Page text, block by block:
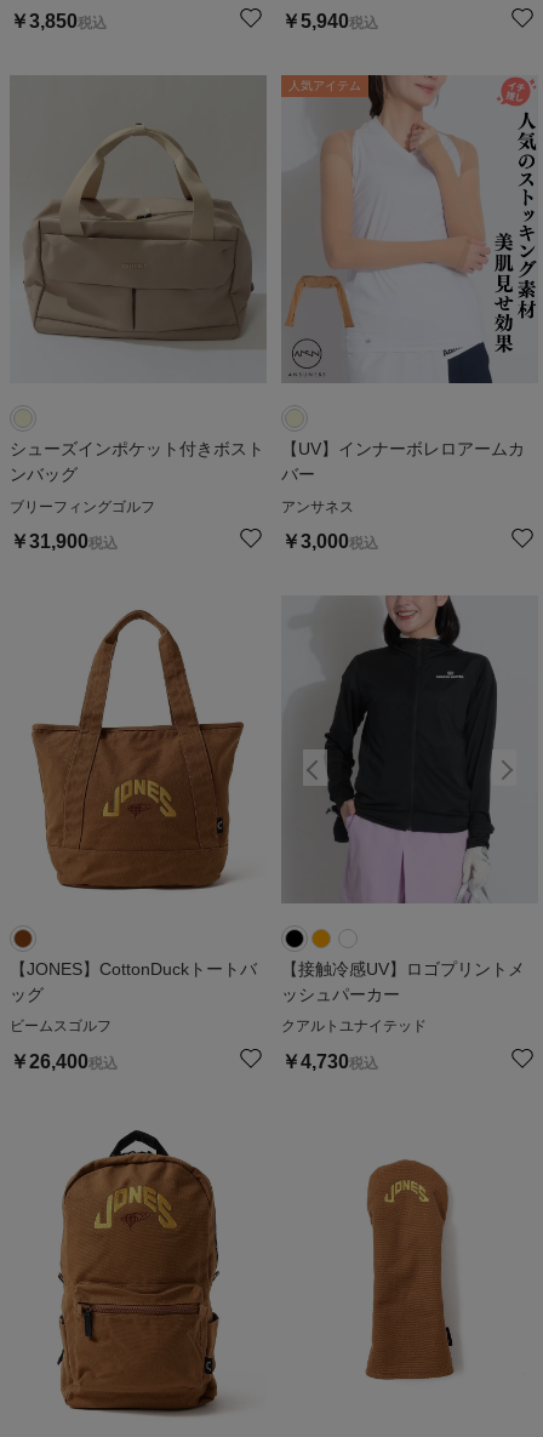
￥3,850税込 ￥5,940税込
シューズインポケット付きボスト
ンバッグ
ブリーフィングゴルフ
￥31,900税込
人気アイテム
【UV】インナーボレロアームカ
バー
アンサネス
￥3,000税込
【JONES】CottonDuckトートバ
ッグ
ビームスゴルフ
￥26,400税込
【接触冷感UV】ロゴプリントメ
ッシュパーカー
クアルトユナイテッド
￥4,730税込